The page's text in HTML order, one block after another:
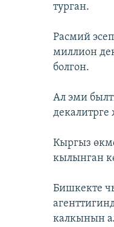
турган.
Расмий
миллион
болгон.
Ал эми
декалитрге
Кыргыз
кылынган
Бишкекте
калкынын